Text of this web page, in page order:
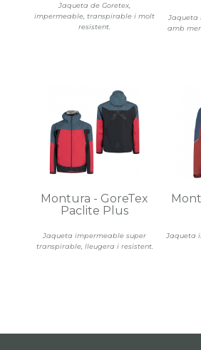
Jaqueta de Goretex,
impermeable, transpirable i molt
resistent.
Jaqueta
amb
Jaqueta impermeable super
transpirable, lleugera i resistent.
Montura - GoreTex
Paclite Plus
Jaqueta